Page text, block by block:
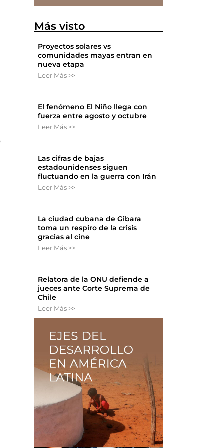
Más visto
Proyectos solares vs
comunidades mayas entran en
nueva etapa
Leer Más >>
El fenómeno El Niño llega con
fuerza entre agosto y octubre
Leer Más >>
Las cifras de bajas
estadounidenses siguen
fluctuando en la guerra con Irán
Leer Más >>
La ciudad cubana de Gibara
toma un respiro de la crisis
gracias al cine
Leer Más >>
Relatora de la ONU defiende a
jueces ante Corte Suprema de
Chile
Leer Más >>